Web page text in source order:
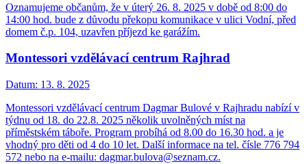
Oznamujeme občanům, že v úterý 26. 8. 2025 v době od 8:00 do
14:00 hod. bude z důvodu překopu komunikace v ulici Vodní, před
domem č.p. 104, uzavřen příjezd ke garážím.
Montessori vzdělávací centrum Rajhrad
Datum: 13. 8. 2025
Montessori vzdělávací centrum Dagmar Bulové v Rajhradu nabízí v
týdnu od 18. do 22.8. 2025 několik uvolněných míst na
příměstském táboře. Program probíhá od 8.00 do 16.30 hod. a je
vhodný pro děti od 4 do 10 let. Další informace na tel. čísle 776 794
572 nebo na e-mailu: dagmar.bulova@seznam.cz.